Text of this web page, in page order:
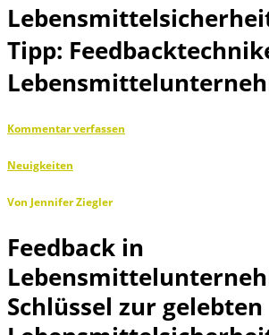
Tipp:
Kommentar verfassen
Neuigkeiten
Von Jennifer Ziegler
Feedback in
Schlüssel zur gelebten